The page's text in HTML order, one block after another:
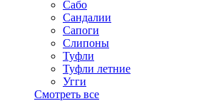
Сабо
Сандалии
Сапоги
Слипоны
Туфли
Туфли летние
Угги
Смотреть все